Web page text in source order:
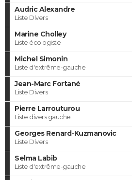
Audric Alexandre
Liste Divers
Marine Cholley
Liste écologiste
Michel Simonin
Liste d'extrême-gauche
Jean-Marc Fortané
Liste Divers
Pierre Larrouturou
Liste divers gauche
Georges Renard-Kuzmanovic
Liste Divers
Selma Labib
Liste d'extrême-gauche